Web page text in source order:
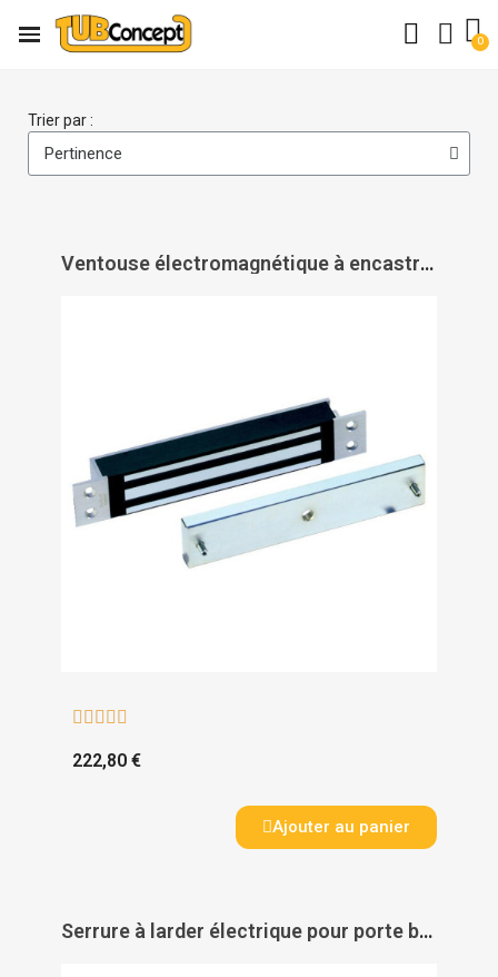
Trier par :
Ventouse électromagnétique à encastrer 300 kg pour verrouillage issue de secours série EM 3000 T 3W - DORMAKABA
    
222,80 €
Ajouter au panier
Serrure à larder électrique pour porte bois SVZ 6240 - DORMAKABA